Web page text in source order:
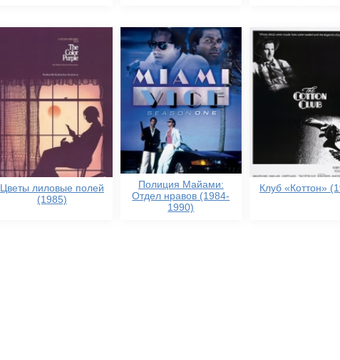
Цветы лиловые полей
(1985)
Полиция Майами:
Отдел нравов (1984-
1990)
Клуб «Коттон»